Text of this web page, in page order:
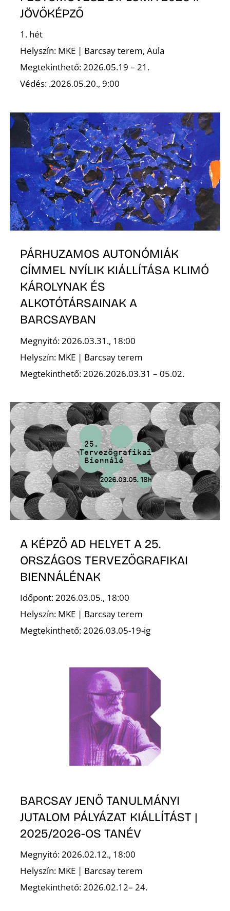
JÖVŐKÉPZŐ
1. hét
Helyszín: MKE | Barcsay terem, Aula
Megtekinthető: 2026.05.19 – 21.
Védés: .2026.05.20., 9:00
PÁRHUZAMOS AUTONÓMIÁK
CÍMMEL NYÍLIK KIÁLLÍTÁSA KLIMÓ
KÁROLYNAK ÉS
ALKOTÓTÁRSAINAK A
BARCSAYBAN
Megnyitó: 2026.03.31., 18:00
Helyszín: MKE | Barcsay terem
Megtekinthető: 2026.2026.03.31 – 05.02.
A KÉPZŐ AD HELYET A 25.
ORSZÁGOS TERVEZŐGRAFIKAI
BIENNÁLÉNAK
Időpont: 2026.03.05., 18:00
Helyszín: MKE | Barcsay terem
Megtekinthető: 2026.03.05-19-ig
BARCSAY JENŐ TANULMÁNYI
JUTALOM PÁLYÁZAT KIÁLLÍTÁST |
2025/2026-OS TANÉV
Megnyitó: 2026.02.12., 18:00
Helyszín: MKE | Barcsay terem
Megtekinthető: 2026.02.12– 24.